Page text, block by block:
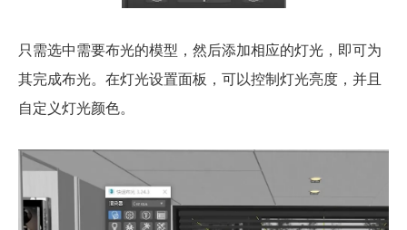
只需选中需要布光的模型，然后添加相应的灯光，即可为
其完成布光。在灯光设置面板，可以控制灯光亮度，并且
自定义灯光颜色。